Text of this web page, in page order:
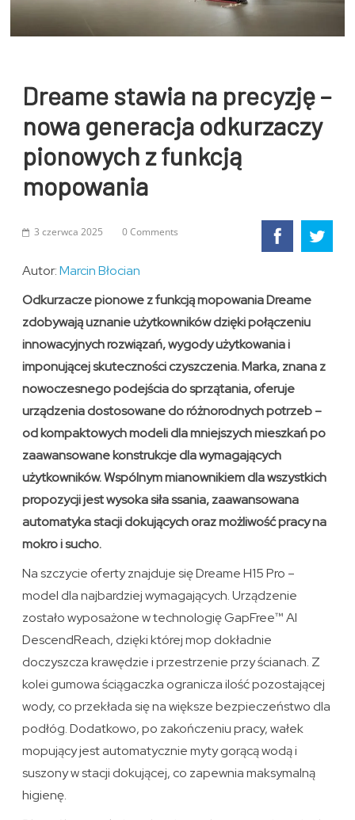
Dreame stawia na precyzję –
nowa generacja odkurzaczy
pionowych z funkcją
mopowania
3 czerwca 2025 0 Comments
Autor:Marcin Błocian
Odkurzacze pionowe z funkcją mopowania Dreame
zdobywają uznanie użytkowników dzięki połączeniu
innowacyjnych rozwiązań, wygody użytkowania i
imponującej skuteczności czyszczenia. Marka, znana z
nowoczesnego podejścia do sprzątania, oferuje
urządzenia dostosowane do różnorodnych potrzeb –
od kompaktowych modeli dla mniejszych mieszkań po
zaawansowane konstrukcje dla wymagających
użytkowników. Wspólnym mianownikiem dla wszystkich
propozycji jest wysoka siła ssania, zaawansowana
automatyka stacji dokujących oraz możliwość pracy na
mokro i sucho.
Na szczycie oferty znajduje się Dreame H15 Pro –
model dla najbardziej wymagających. Urządzenie
zostało wyposażone w technologię GapFree™ AI
DescendReach, dzięki której mop dokładnie
doczyszcza krawędzie i przestrzenie przy ścianach. Z
kolei gumowa ściągaczka ogranicza ilość pozostającej
wody, co przekłada się na większe bezpieczeństwo dla
podłóg. Dodatkowo, po zakończeniu pracy, wałek
mopujący jest automatycznie myty gorącą wodą i
suszony w stacji dokującej, co zapewnia maksymalną
higienę.